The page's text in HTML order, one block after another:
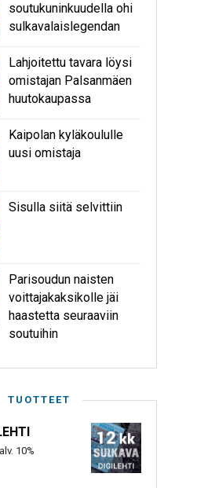
soutukuninkuudella ohi
sulkavalaislegendan
Lahjoitettu tavara löysi
omistajan Palsanmäen
huutokaupassa
Kaipolan kyläkoululle
uusi omistaja
Sisulla siitä selvittiin
Parisoudun naisten
voittajakaksikolle jäi
haastetta seuraaviin
soutuihin
TUOTTEET
10%